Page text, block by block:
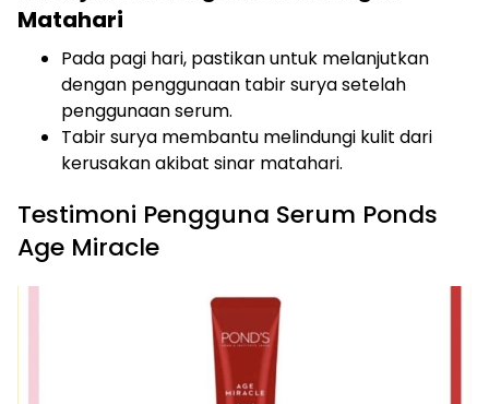
Matahari
Pada pagi hari, pastikan untuk melanjutkan
dengan penggunaan tabir surya setelah
penggunaan serum.
Tabir surya membantu melindungi kulit dari
kerusakan akibat sinar matahari.
Testimoni Pengguna Serum Ponds
Age Miracle